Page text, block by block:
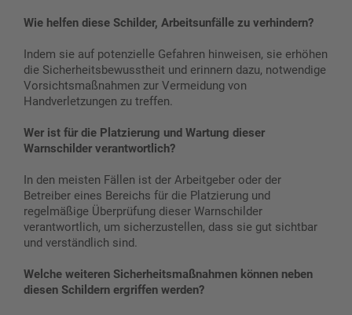
Wie helfen diese Schilder, Arbeitsunfälle zu verhindern?
Indem sie auf potenzielle Gefahren hinweisen, sie erhöhen
die Sicherheitsbewusstheit und erinnern dazu, notwendige
Vorsichtsmaßnahmen zur Vermeidung von
Handverletzungen zu treffen.
Wer ist für die Platzierung und Wartung dieser
Warnschilder verantwortlich?
In den meisten Fällen ist der Arbeitgeber oder der
Betreiber eines Bereichs für die Platzierung und
regelmäßige Überprüfung dieser Warnschilder
verantwortlich, um sicherzustellen, dass sie gut sichtbar
und verständlich sind.
Welche weiteren Sicherheitsmaßnahmen können neben
diesen Schildern ergriffen werden?